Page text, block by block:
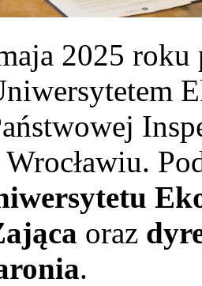
2025 roku
oraz
.